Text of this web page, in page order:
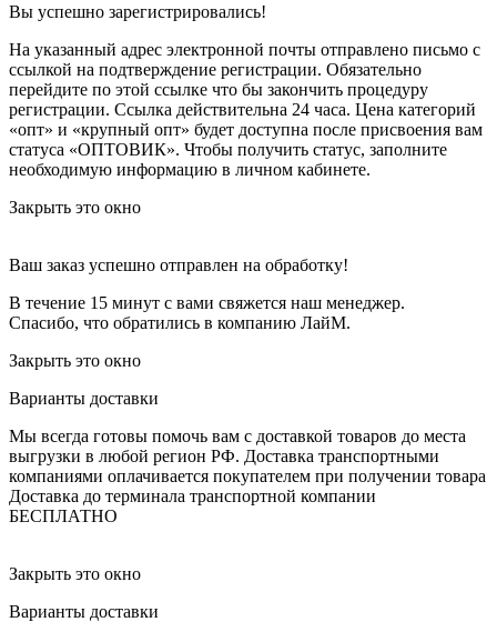
Вы успешно зарегистрировались!
На указанный адрес электронной почты отправлено письмо с
ссылкой на подтверждение регистрации. Обязательно
перейдите по этой ссылке что бы закончить процедуру
регистрации. Ссылка действительна 24 часа. Цена категорий
«опт» и «крупный опт» будет доступна после присвоения вам
статуса «ОПТОВИК». Чтобы получить статус, заполните
необходимую информацию в личном кабинете.
Закрыть это окно
Ваш заказ успешно отправлен на обработку!
В течение 15 минут с вами свяжется наш менеджер.
Спасибо, что обратились в компанию ЛайМ.
Закрыть это окно
Варианты доставки
Мы всегда готовы помочь вам с доставкой товаров до места
выгрузки в любой регион РФ. Доставка транспортными
компаниями оплачивается покупателем при получении товара
Доставка до терминала транспортной компании
БЕСПЛАТНО
Закрыть это окно
Варианты доставки